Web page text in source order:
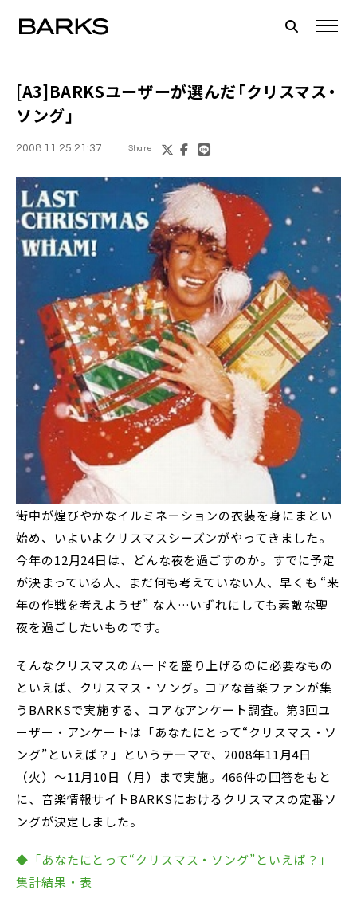
[A3]BARKSユーザーが選んだ「クリスマス・
ソング」
2008.11.25 21:37 Share
街中が煌びやかなイルミネーションの衣装を身にまとい
始め、いよいよクリスマスシーズンがやってきました。
今年の12月24日は、どんな夜を過ごすのか。すでに予定
が決まっている人、まだ何も考えていない人、早くも “来
年の作戦を考えようぜ” な人…いずれにしても素敵な聖
夜を過ごしたいものです。
そんなクリスマスのムードを盛り上げるのに必要なもの
といえば、クリスマス・ソング。コアな音楽ファンが集
うBARKSで実施する、コアなアンケート調査。第3回ユ
ーザー・アンケートは「あなたにとって“クリスマス・ソ
ング”といえば？」というテーマで、2008年11月4日
（火）～11月10日（月）まで実施。466件の回答をもと
に、音楽情報サイトBARKSにおけるクリスマスの定番ソ
ングが決定しました。
◆「あなたにとって“クリスマス・ソング”といえば？」
集計結果・表